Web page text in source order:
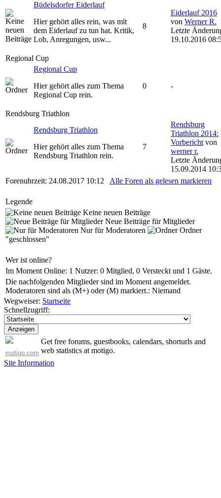
Büdelsdorfer Eiderlauf
Hier gehört alles rein, was mit
dem Eiderlauf zu tun hat. Kritik,
Lob, Anregungen, usw...
8
Eiderlauf 2016
von Werner R.
Letzte
19.10.2016
Regional Cup
Regional Cup
Hier gehört alles zum Thema
Regional Cup rein.
0 -
Rendsburg Triathlon
Rendsburg Triathlon
Hier gehört alles zum Thema
Rendsburg Triathlon rein.
7
Rendsburg
Triathlon 2014:
Vorbericht von
werner r.
Letzte
15.09.2014
Forenuhrzeit: 24.08.2017 10:12
Alle Foren als gelesen markieren
Legende
Keine neuen Beiträge
Neue Beiträge für Mitglieder
Nur für Moderatoren
Ordner
"geschlossen"
Wer ist online?
Im Moment Online: 1 Nutzer: 0 Mitglied, 0 Versteckt und 1 Gäste.
Die nachfolgenden Mitglieder sind im Moment angemeldet.
Moderatoren sind als (M+) oder (M) markiert.: Niemand
Wegweiser: Startseite
Schnellzugriff:
motigo.com
Get free forums, guestbooks, calendars, shorturls and
web statistics at motigo.
Site Information